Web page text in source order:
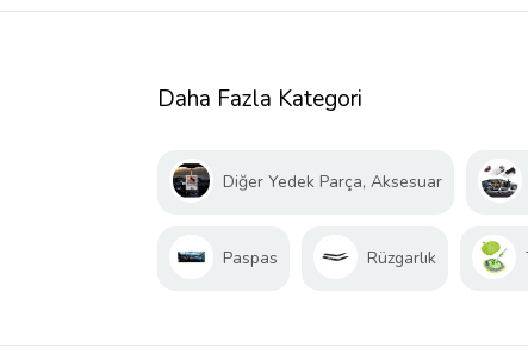
Daha Fazla Kategori
Diğer Yedek Parça, Aksesuar
Paspas Rüzgarlık